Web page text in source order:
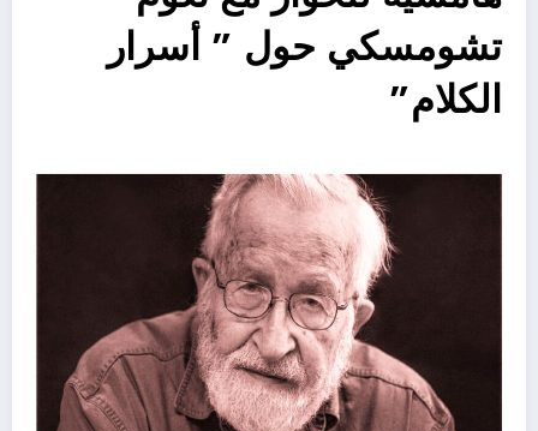
تشومسكي حول ” أسرار
الكلام”